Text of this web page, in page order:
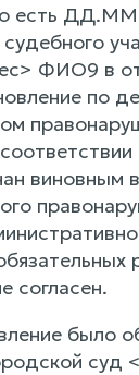
есть
ФИО9 в
по
виновным
согласен.
было
суд